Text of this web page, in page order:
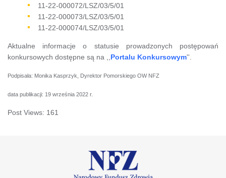
11-22-000072/LSZ/03/5/01
11-22-000073/LSZ/03/5/01
11-22-000074/LSZ/03/5/01
Aktualne informacje o statusie prowadzonych postępowań
konkursowych dostępne są na ,, Portalu Konkursowym''.
Podpisała: Monika Kasprzyk, Dyrektor Pomorskiego OW NFZ
data publikacji: 19 września 2022 r.
Post Views: 161